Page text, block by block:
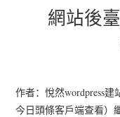
域名价格
阿里云已备案
網站後
作者：悅然wordpress
今日頭條客戶端查看）